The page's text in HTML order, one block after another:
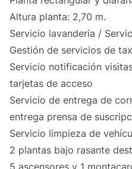
Altura planta: 2,70 m.
Servicio lavandería /
Gestión de servicios de
Servicio notificación
tarjetas de acceso
Servicio de entrega de
entrega prensa de
Servicio limpieza de
2 plantas bajo rasante